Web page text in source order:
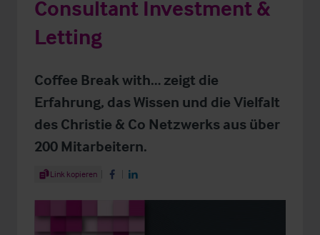
Consultant Investment &
Letting
Coffee Break with… zeigt die
Erfahrung, das Wissen und die Vielfalt
des Christie & Co Netzwerks aus über
200 Mitarbeitern.
Share Article
Link kopieren Share on Facebook
Share on LinkedIn